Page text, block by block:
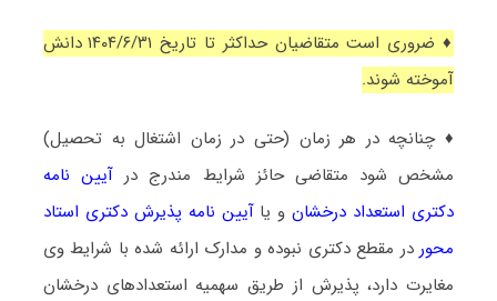
♦ ضروری است متقاضیان حداکثر تا تاریخ ۱۴۰۴/۶/۳۱ دانش
آموخته شوند.
♦ چنانچه در هر زمان (حتی در زمان اشتغال به تحصیل)
مشخص شود متقاضی حائز شرایط مندرج در آیین نامه
دکتری استعداد درخشانو یاآیین نامه پذیرش دکتری استاد
محوردر مقطع دکتری نبوده و مدارک ارائه شده با شرایط وی
مغایرت دارد، پذیرش از طریق سهمیه استعدادهای درخشان